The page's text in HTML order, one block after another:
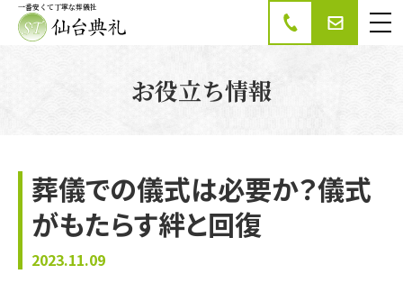
一番安くて丁寧な葬儀社
お役立ち情報
葬儀での儀式は必要か？儀式
がもたらす絆と回復
2023.11.09